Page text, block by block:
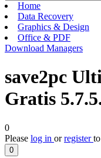
Home
Data Recovery
Graphics & Design
Office & PDF
Download Managers
save2pc
Gratis
0
Please log in orregister
0